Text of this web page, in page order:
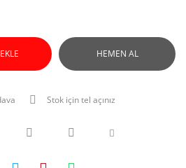
HEMEN AL
Stok için tel açınız